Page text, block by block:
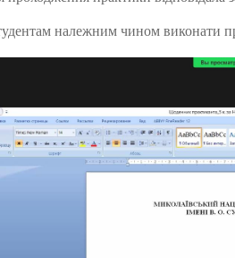
належним чином виконати